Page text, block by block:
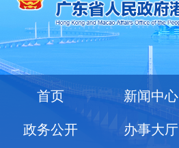
首页 新闻中心
政务公开 办事大厅